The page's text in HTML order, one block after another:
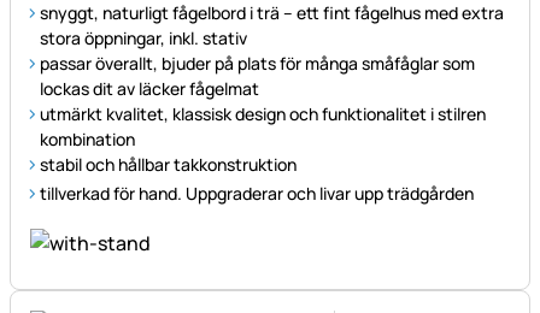
snyggt, naturligt fågelbord i trä – ett fint fågelhus med extra
stora öppningar, inkl. stativ
passar överallt, bjuder på plats för många småfåglar som
lockas dit av läcker fågelmat
utmärkt kvalitet, klassisk design och funktionalitet i stilren
kombination
stabil och hållbar takkonstruktion
tillverkad för hand. Uppgraderar och livar upp trädgården